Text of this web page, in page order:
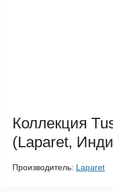
Коллекция
(Laparet,
Производитель: Laparet